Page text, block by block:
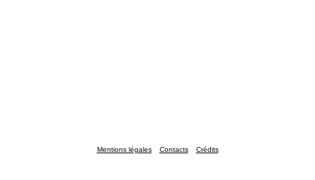
Mentions légales Contacts Crédits